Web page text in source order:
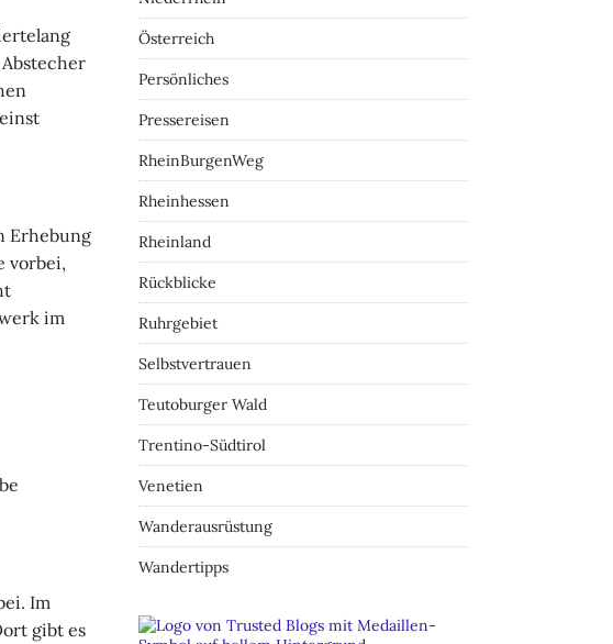
Erhebung
vorbei,
im
Im
gibt es
Österreich
Persönliches
Pressereisen
RheinBurgenWeg
Rheinhessen
Rheinland
Rückblicke
Ruhrgebiet
Selbstvertrauen
Teutoburger Wald
Trentino-Südtirol
Venetien
Wanderausrüstung
Wandertipps